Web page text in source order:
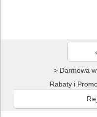
> Darmowa
Rabaty i